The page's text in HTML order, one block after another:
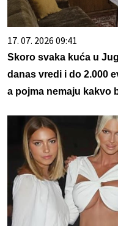
17. 07. 2026 09:41
Skoro svaka kuća u
danas vredi i do 2.000
a pojma nemaju kakvo